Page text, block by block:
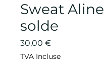
Sweat Aline
solde
30,00 €
TVA Incluse